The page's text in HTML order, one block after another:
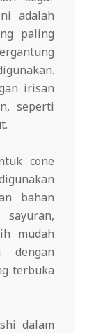
adalah
paling
irisan
seperti
cone
bahan
mudah
dengan
terbuka
dalam